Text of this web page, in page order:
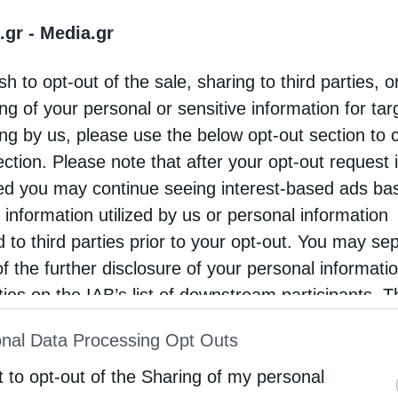
- Media.gr
to opt-out of the sale, sharing to third parties,
of your personal or sensitive information for
by us, please use the below opt-out section to
Please note that after your opt-out request
you may continue seeing interest-based ads
information utilized by us or personal information
to third parties prior to your opt-out. You may
the further disclosure of your personal
on the IAB’s list of downstream participants.
of Downstream Participantsthat may further
parties.
Data Processing Opt Outs
to opt-out of the Sharing of my personal
δεν την έβλαψε ποτέ… Αντιθέτως, την
έρχεται είναι καλός. Ο πόλεμος, παρά τις
της Εκκλησίας. Πώς σκέφτεστε να το
από την Εκκλησία μας. Η Πολιτεία,
να υπάρξει μια διαδικασία και, στο πλαίσιο
η Πολιτεία μας τα τελευταία χρόνια
σοβαρά για κανένα θέμα με την Εκκλησία.